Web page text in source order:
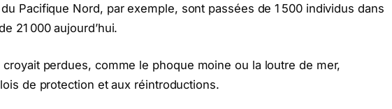
du Pacifique Nord, par exemple, sont passées de 1 500 individus dans
21 000 aujourd’hui.
croyait perdues, comme le phoque moine ou la loutre de mer,
de protection et aux réintroductions.